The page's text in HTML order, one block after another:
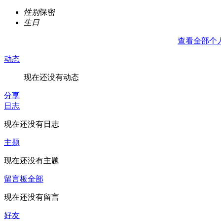
性别保密
生日
查看全部个
动态
现在还没有动态
分享
日志
现在还没有日志
主题
现在还没有主题
留言板全部
现在还没有留言
好友